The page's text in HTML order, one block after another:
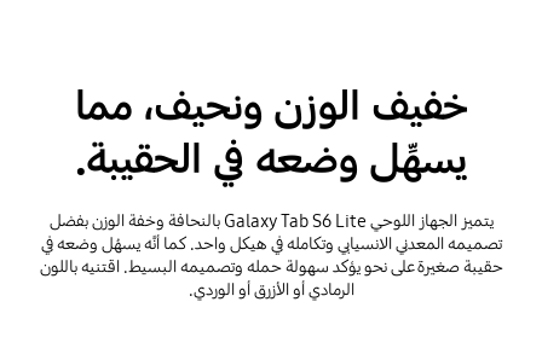
خفيف الوزن ونحيف، مما
يسهِّل وضعه في الحقيبة.
يتميز الجهاز اللوحي Galaxy Tab S6 Lite بالنحافة وخفة الوزن بفضل
تصميمه المعدني الانسيابي وتكامله في هيكل واحد. كما أنَّه يسهُل وضعه في
حقيبة صغيرة على نحو يؤكد سهولة حمله وتصميمه البسيط. اقتنيه باللون
الرمادي أو الأزرق أو الوردي.